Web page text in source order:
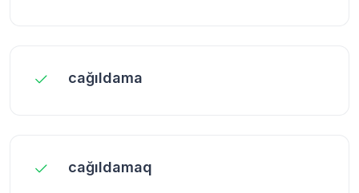
cağıldama
cağıldamaq